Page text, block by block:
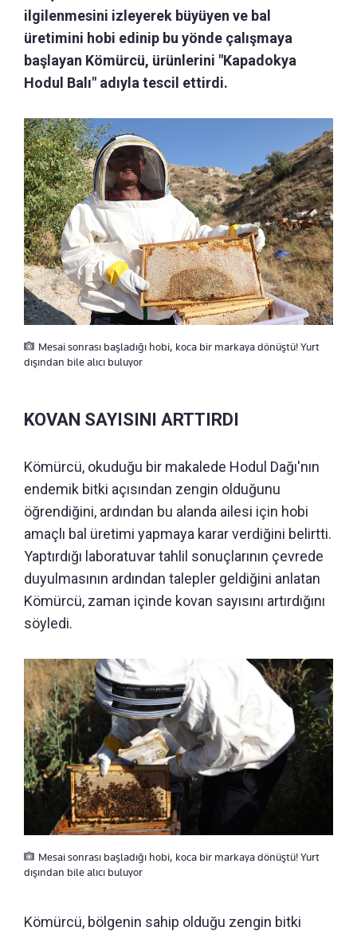
ilgilenmesini izleyerek büyüyen ve bal
üretimini hobi edinip bu yönde çalışmaya
başlayan Kömürcü, ürünlerini "Kapadokya
Hodul Balı" adıyla tescil ettirdi.
Mesai sonrası başladığı hobi, koca bir markaya dönüştü! Yurt
dışından bile alıcı buluyor
KOVAN SAYISINI ARTTIRDI
Kömürcü, okuduğu bir makalede Hodul Dağı'nın
endemik bitki açısından zengin olduğunu
öğrendiğini, ardından bu alanda ailesi için hobi
amaçlı bal üretimi yapmaya karar verdiğini belirtti.
Yaptırdığı laboratuvar tahlil sonuçlarının çevrede
duyulmasının ardından talepler geldiğini anlatan
Kömürcü, zaman içinde kovan sayısını artırdığını
söyledi.
Mesai sonrası başladığı hobi, koca bir markaya dönüştü! Yurt
dışından bile alıcı buluyor
Kömürcü, bölgenin sahip olduğu zengin bitki